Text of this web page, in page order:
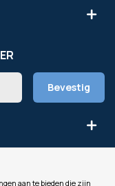
aan te bieden die zijn
Bevestig